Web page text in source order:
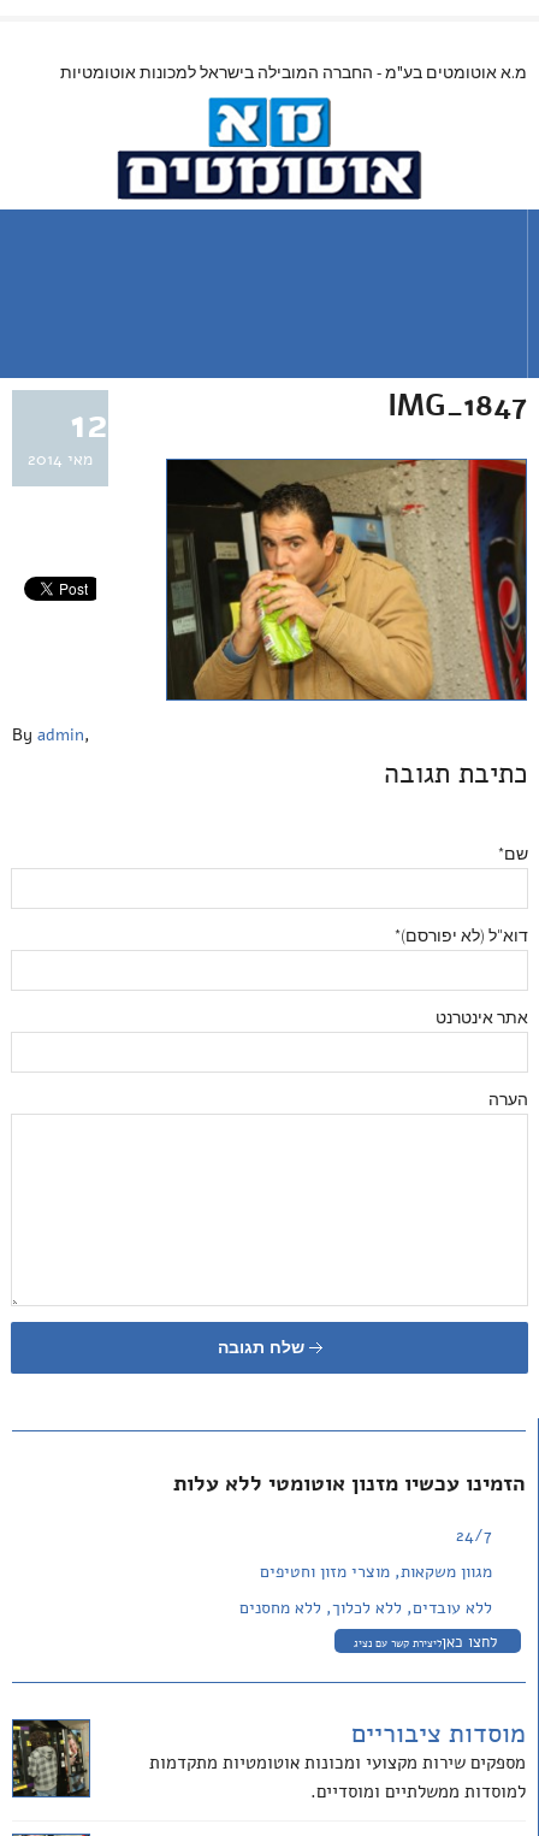
מ.א אוטומטים בע"מ - החברה המובילה בישראל למכונות אוטומטיות
12
מאי 2014
IMG_1847
By admin,
כתיבת תגובה
שם*
דוא"ל (לא יפורסם)*
אתר אינטרנט
הערה
שלח תגובה
הזמינו עכשיו מזנון אוטומטי ללא עלות
24/7
מגוון משקאות, מוצרי מזון וחטיפים
ללא עובדים, ללא לכלוך, ללא מחסנים
לחצו כאןליצירת קשר עם נציג
מוסדות ציבוריים
מספקים שירות מקצועי ומכונות אוטומטיות מתקדמות
למוסדות ממשלתיים ומוסדיים.